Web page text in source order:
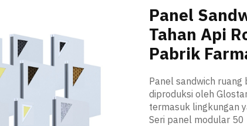
Panel
Tahan Api
Pabrik
Panel sandwich
diproduksi oleh
termasuk lingkungan
Seri panel modular